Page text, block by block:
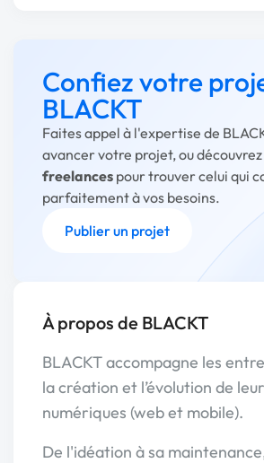
Confiez votre
BLACKT
Faites appel à l'expertise de
avancer votre projet, ou découvrez
freelances pour trouver celui qui
parfaitement à vos besoins.
Publier un projet
À propos de BLACKT
BLACKT accompagne les
la création et l’évolution de
numériques (web et mobile).
De l'idéation à sa